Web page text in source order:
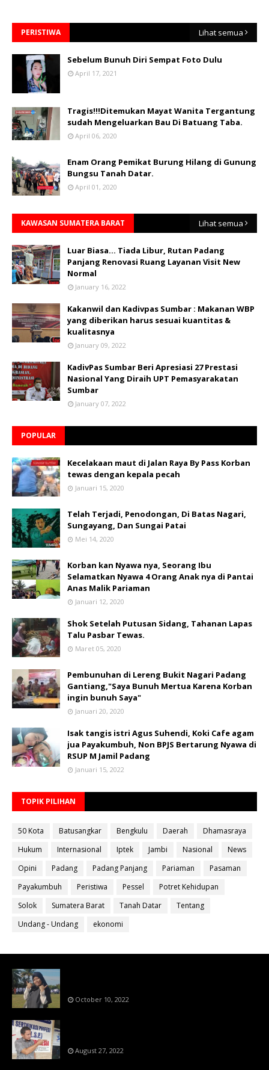
PERISTIWA Lihat semua
Sebelum Bunuh Diri Sempat Foto Dulu
April 17, 2021
Tragis!!!Ditemukan Mayat Wanita Tergantung
sudah Mengeluarkan Bau Di Batuang Taba.
April 06, 2020
Enam Orang Pemikat Burung Hilang di Gunung
Bungsu Tanah Datar.
April 01, 2020
KAWASAN SUMATERA BARAT Lihat semua
Luar Biasa... Tiada Libur, Rutan Padang
Panjang Renovasi Ruang Layanan Visit New
Normal
January 16, 2022
Kakanwil dan Kadivpas Sumbar : Makanan WBP
yang diberikan harus sesuai kuantitas &
kualitasnya
January 09, 2022
KadivPas Sumbar Beri Apresiasi 27 Prestasi
Nasional Yang Diraih UPT Pemasyarakatan
Sumbar
January 07, 2022
POPULAR
Kecelakaan maut di Jalan Raya By Pass Korban
tewas dengan kepala pecah
Januari 15, 2020
Telah Terjadi, Penodongan, Di Batas Nagari,
Sungayang, Dan Sungai Patai
Mei 14, 2020
Korban kan Nyawa nya, Seorang Ibu
Selamatkan Nyawa 4 Orang Anak nya di Pantai
Anas Malik Pariaman
Januari 12, 2020
Shok Setelah Putusan Sidang, Tahanan Lapas
Talu Pasbar Tewas.
Maret 05, 2020
Pembunuhan di Lereng Bukit Nagari Padang
Gantiang,"Saya Bunuh Mertua Karena Korban
ingin bunuh Saya"
Januari 20, 2020
Isak tangis istri Agus Suhendi, Koki Cafe agam
jua Payakumbuh, Non BPJS Bertarung Nyawa di
RSUP M Jamil Padang
Januari 15, 2022
TOPIK PILIHAN
50 Kota Batusangkar Bengkulu Daerah
Dhamasraya
Hukum
Internasional Iptek Jambi Nasional
News
Opini
Padang Padang Panjang Pariaman
Pasaman
Payakumbuh
Peristiwa Pessel
Potret Kehidupan
Solok
Sumatera Barat Tanah Datar
Tentang
Undang - Undang
ekonomi
October 10, 2022
August 27, 2022